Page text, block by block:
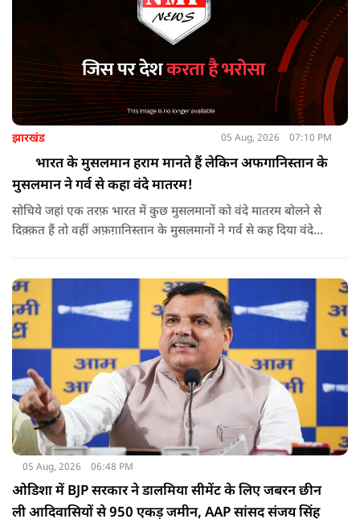
झारखंड 05 Aug, 2026 07:10 PM
भारत के मुसलमान हराम मानते हैं लेकिन अफगानिस्तान के
मुसलमान ने गर्व से कहा वंदे मातरम!
सोचिये जहां एक तरफ़ भारत में कुछ मुसलमानों को वंदे मातरम बोलने से
दिक़्क़त हैं तो वहीं अफ़ग़ानिस्तान के मुसलमानों ने गर्व से कह दिया वंदे
05 Aug, 2026 06:48 PM
ओडिशा में BJP सरकार ने डालमिया सीमेंट के लिए जबरन छीन
ली आदिवासियों से 950 एकड़ जमीन, AAP सांसद संजय सिंह